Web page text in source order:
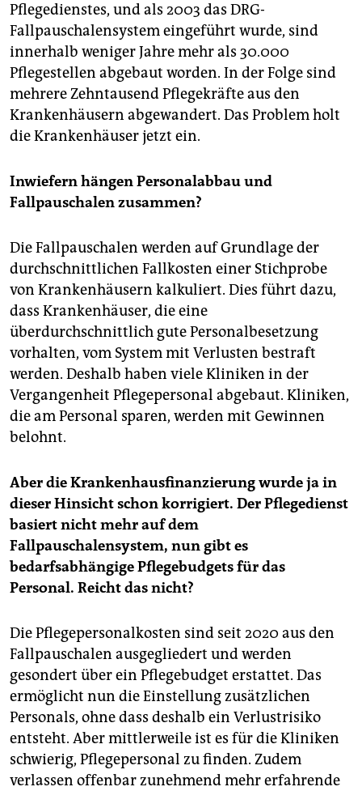
Pflegedienstes, und als 2003 das DRG-
Fallpauschalensystem eingeführt wurde, sind
innerhalb weniger Jahre mehr als 30.000
Pflegestellen abgebaut worden. In der Folge sind
mehrere Zehntausend Pflegekräfte aus den
Krankenhäusern abgewandert. Das Problem holt
die Krankenhäuser jetzt ein.
Inwiefern hängen Personalabbau und
Fallpauschalen zusammen?
Die Fallpauschalen werden auf Grundlage der
durchschnittlichen Fallkosten einer Stichprobe
von Krankenhäusern kalkuliert. Dies führt dazu,
dass Krankenhäuser, die eine
überdurchschnittlich gute Personalbesetzung
vorhalten, vom System mit Verlusten bestraft
werden. Deshalb haben viele Kliniken in der
Vergangenheit Pflegepersonal abgebaut. Kliniken,
die am Personal sparen, werden mit Gewinnen
belohnt.
Aber die Krankenhausfinanzierung wurde ja in
dieser Hinsicht schon korrigiert. Der Pflegedienst
basiert nicht mehr auf dem
Fallpauschalensystem, nun gibt es
bedarfsabhängige Pflegebudgets für das
Personal. Reicht das nicht?
Die Pflegepersonalkosten sind seit 2020 aus den
Fallpauschalen ausgegliedert und werden
gesondert über ein Pflegebudget erstattet. Das
ermöglicht nun die Einstellung zusätzlichen
Personals, ohne dass deshalb ein Verlustrisiko
entsteht. Aber mittlerweile ist es für die Kliniken
schwierig, Pflegepersonal zu finden. Zudem
verlassen offenbar zunehmend mehr erfahrende